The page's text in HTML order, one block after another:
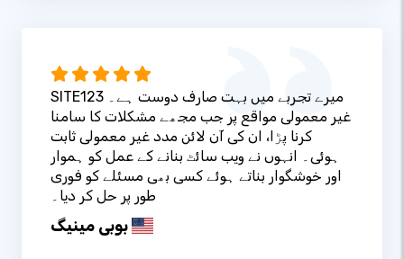
SITE123 میرے تجربے میں بہت صارف دوست ہے۔
غیر معمولی مواقع پر جب مجھے مشکلات کا سامنا
کرنا پڑا، ان کی آن لائن مدد غیر معمولی ثابت
ہوئی۔ انہوں نے ویب سائٹ بنانے کے عمل کو ہموار
اور خوشگوار بناتے ہوئے کسی بھی مسئلے کو فوری
طور پر حل کر دیا۔
بوبی مینیگ